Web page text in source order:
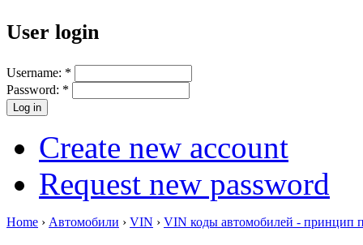
User login
Username: *
Password: *
Create new account
Request new password
Home › Автомобили › VIN › VIN коды автомобилей - принцип